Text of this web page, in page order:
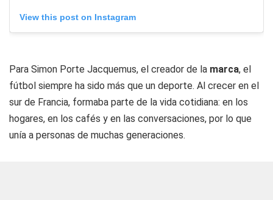
View this post on Instagram
Para Simon Porte Jacquemus, el creador de la marca, el
fútbol siempre ha sido más que un deporte. Al crecer en el
sur de Francia, formaba parte de la vida cotidiana: en los
hogares, en los cafés y en las conversaciones, por lo que
unía a personas de muchas generaciones.